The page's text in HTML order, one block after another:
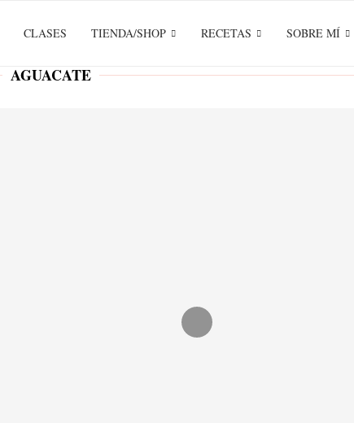
CLASES TIENDA/SHOP RECETAS SOBRE MÍ
AGUACATE